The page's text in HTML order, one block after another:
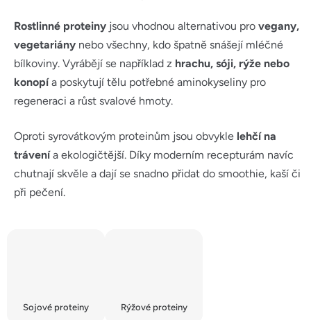
Rostlinné proteiny jsou vhodnou alternativou pro vegany,
vegetariány nebo všechny, kdo špatně snášejí mléčné
bílkoviny. Vyrábějí se například z hrachu, sóji, rýže nebo
konopía poskytují tělu potřebné aminokyseliny pro
regeneraci a růst svalové hmoty.
Oproti syrovátkovým proteinům jsou obvykle lehčí na
trávenía ekologičtější. Díky moderním recepturám navíc
chutnají skvěle a dají se snadno přidat do smoothie, kaší či
při pečení.
Sojové proteiny Rýžové proteiny